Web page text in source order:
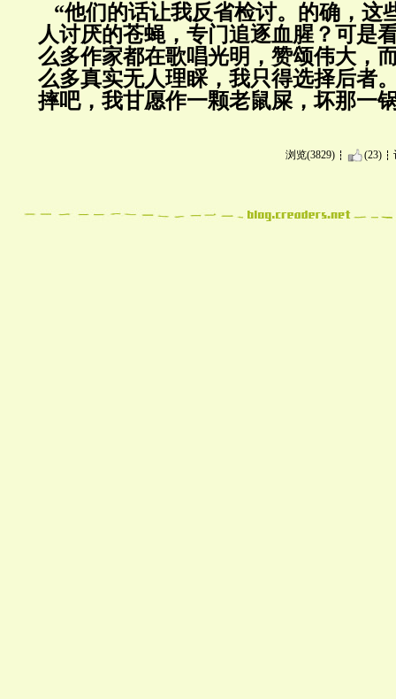
“他们的话让我反省检讨。的确，这
人讨厌的苍蝇，专门追逐血腥？可是
么多作家都在歌唱光明，赞颂伟大，
么多真实无人理睬，我只得选择后者
摔吧，我甘愿作一颗老鼠屎，坏那一
浏览(3829) (23)